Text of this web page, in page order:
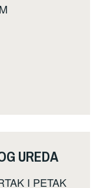
UREDA
I PETAK